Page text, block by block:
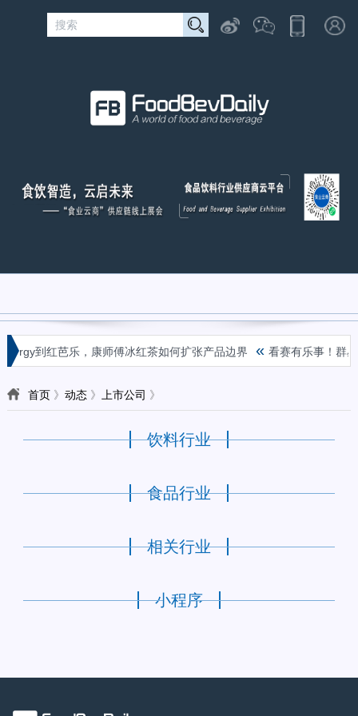
到红芭乐，康师傅冰红茶如何扩张产品边界 « 看赛有乐事！群
首页》 动态》 上市公司 》
饮料行业
食品行业
相关行业
小程序